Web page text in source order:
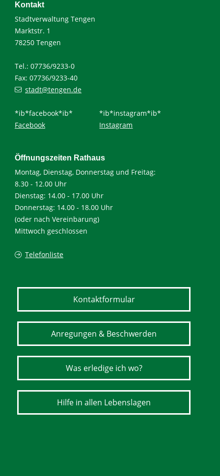
Kontakt
Stadtverwaltung Tengen
Marktstr. 1
78250 Tengen
Tel.: 07736/9233-0
Fax: 07736/9233-40
stadt@tengen.de
*ib*facebook*ib*
Facebook
*ib*instagram*ib*
Instagram
Öffnungszeiten Rathaus
Montag, Dienstag, Donnerstag und Freitag:
8.30 - 12.00 Uhr
Dienstag: 14.00 - 17.00 Uhr
Donnerstag: 14.00 - 18.00 Uhr
(oder nach Vereinbarung)
Mittwoch geschlossen
Telefonliste
Kontaktformular
Anregungen & Beschwerden
Was erledige ich wo?
Hilfe in allen Lebenslagen